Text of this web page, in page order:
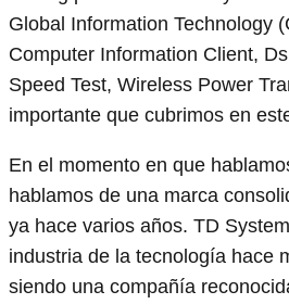
Global Information Technology
Computer Information Client,
Speed Test, Wireless Power
importante que cubrimos en
En el momento en que
hablamos de una marca
ya hace varios años. TD
industria de la tecnología hace
siendo una compañía